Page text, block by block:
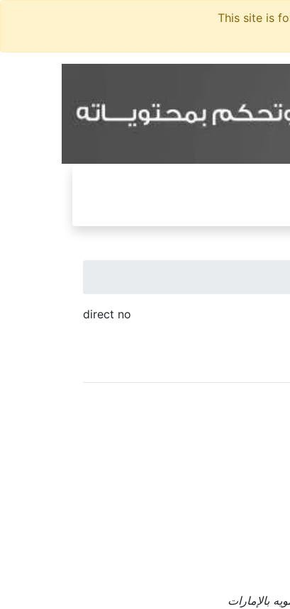
direct no
بالإمارات